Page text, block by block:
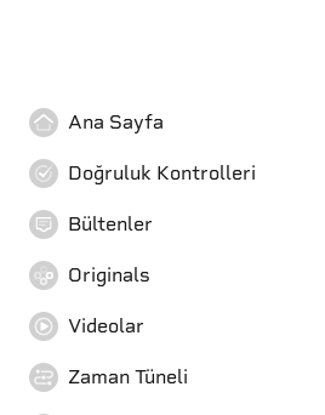
Ana Sayfa
Doğruluk Kontrolleri
Bültenler
Originals
Videolar
Zaman Tüneli